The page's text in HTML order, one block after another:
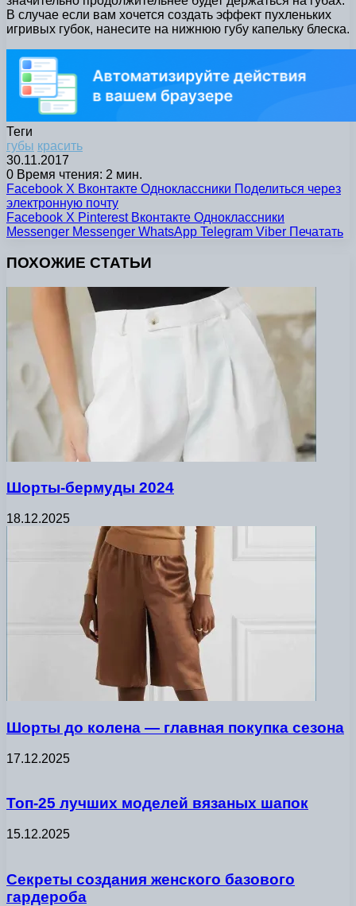
В случае если вам хочется создать эффект пухленьких
игривых губок, нанесите на нижнюю губу капельку блеска.
Теги
губы красить
30.11.2017
0 Время чтения: 2 мин.
Facebook X Вконтакте Одноклассники Поделиться через
электронную почту
Facebook X Pinterest Вконтакте Одноклассники
Messenger Messenger WhatsApp Telegram Viber Печатать
ПОХОЖИЕ СТАТЬИ
Шорты-бермуды 2024
18.12.2025
Шорты до колена — главная покупка сезона
17.12.2025
Топ-25 лучших моделей вязаных шапок
15.12.2025
Секреты создания женского базового
гардероба